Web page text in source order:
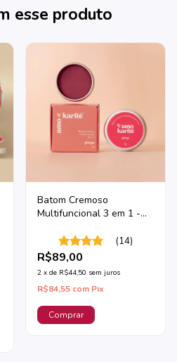
esse produto
Batom Cremoso
Multifuncional 3 em 1 -
(14)
R$89,00
2 x de R$44,50 sem juros
R$84,55 com Pix